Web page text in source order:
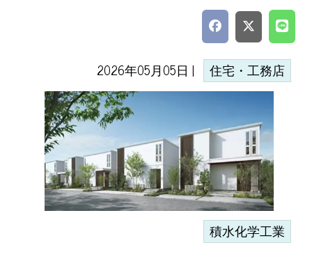
2026年05月05日 | 住宅・工務店
積水化学工業